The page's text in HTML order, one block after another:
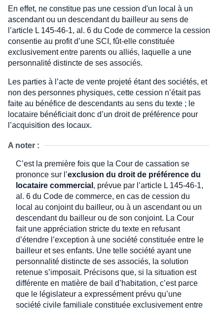
En effet, ne constitue pas une cession d'un local à un
ascendant ou un descendant du bailleur au sens de
l’article L 145-46-1, al. 6 du Code de commerce la cession
consentie au profit d’une SCI, fût-elle constituée
exclusivement entre parents ou alliés, laquelle a une
personnalité distincte de ses associés.
Les parties à l’acte de vente projeté étant des sociétés, et
non des personnes physiques, cette cession n’était pas
faite au bénéfice de descendants au sens du texte ; le
locataire bénéficiait donc d’un droit de préférence pour
l’acquisition des locaux.
A noter :
C’est la première fois que la Cour de cassation se
prononce sur l’exclusion du droit de préférence du
locataire commercial , prévue par l’article L 145-46-1,
al. 6 du Code de commerce, en cas de cession du
local au conjoint du bailleur, ou à un ascendant ou un
descendant du bailleur ou de son conjoint. La Cour
fait une appréciation stricte du texte en refusant
d’étendre l’exception à une société constituée entre le
bailleur et ses enfants. Une telle société ayant une
personnalité distincte de ses associés, la solution
retenue s’imposait. Précisons que, si la situation est
différente en matière de bail d’habitation, c’est parce
que le législateur a expressément prévu qu’une
société civile familiale constituée exclusivement entre